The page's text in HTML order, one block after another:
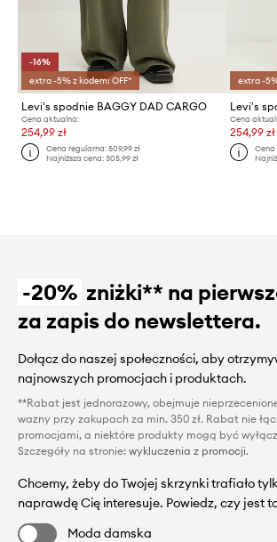
-16%
extra -5% z kodem: OFF*
Levi's spodnie BAGGY DAD CARGO
Cena aktualna:
254,99 zł
Cena regularna:509,99 zł
Najniższa cena:305,99 zł
extra -
Levi's
Cena
254,99 zł
Cena
-20% zniżki** na
za zapis do newslettera.
Dołącz do naszej społeczności, aby
najnowszych promocjach i produktach.
**Rabat jest jednorazowy, obejmuje
ważny przy zakupach za min. 350 zł. Rabat nie
promocjami, a niektóre produkty mogą być
Szczegóły na stronie: wykluczenia z promocji.
Chcemy, żeby do Twojej skrzynki trafiało
naprawdę Cię interesuje. Powiedz, czy jest
Moda damska